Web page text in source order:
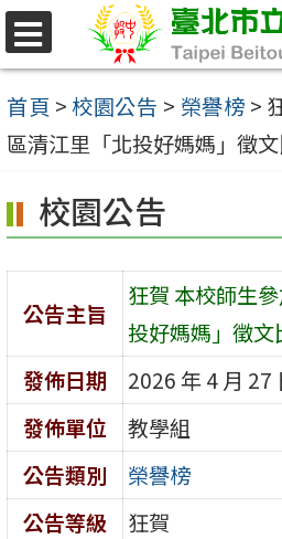
跳
至
主
要
容
區
首頁 >校園公告 > 榮譽榜 >
區清江里「北投好媽媽」徵
校園公告
公告主旨
狂賀 本校師生
投好媽媽」徵
發佈日期
2026 年 4 月 27
發佈單位
教學組
公告類別
榮譽榜
公告等級
狂賀
選
單